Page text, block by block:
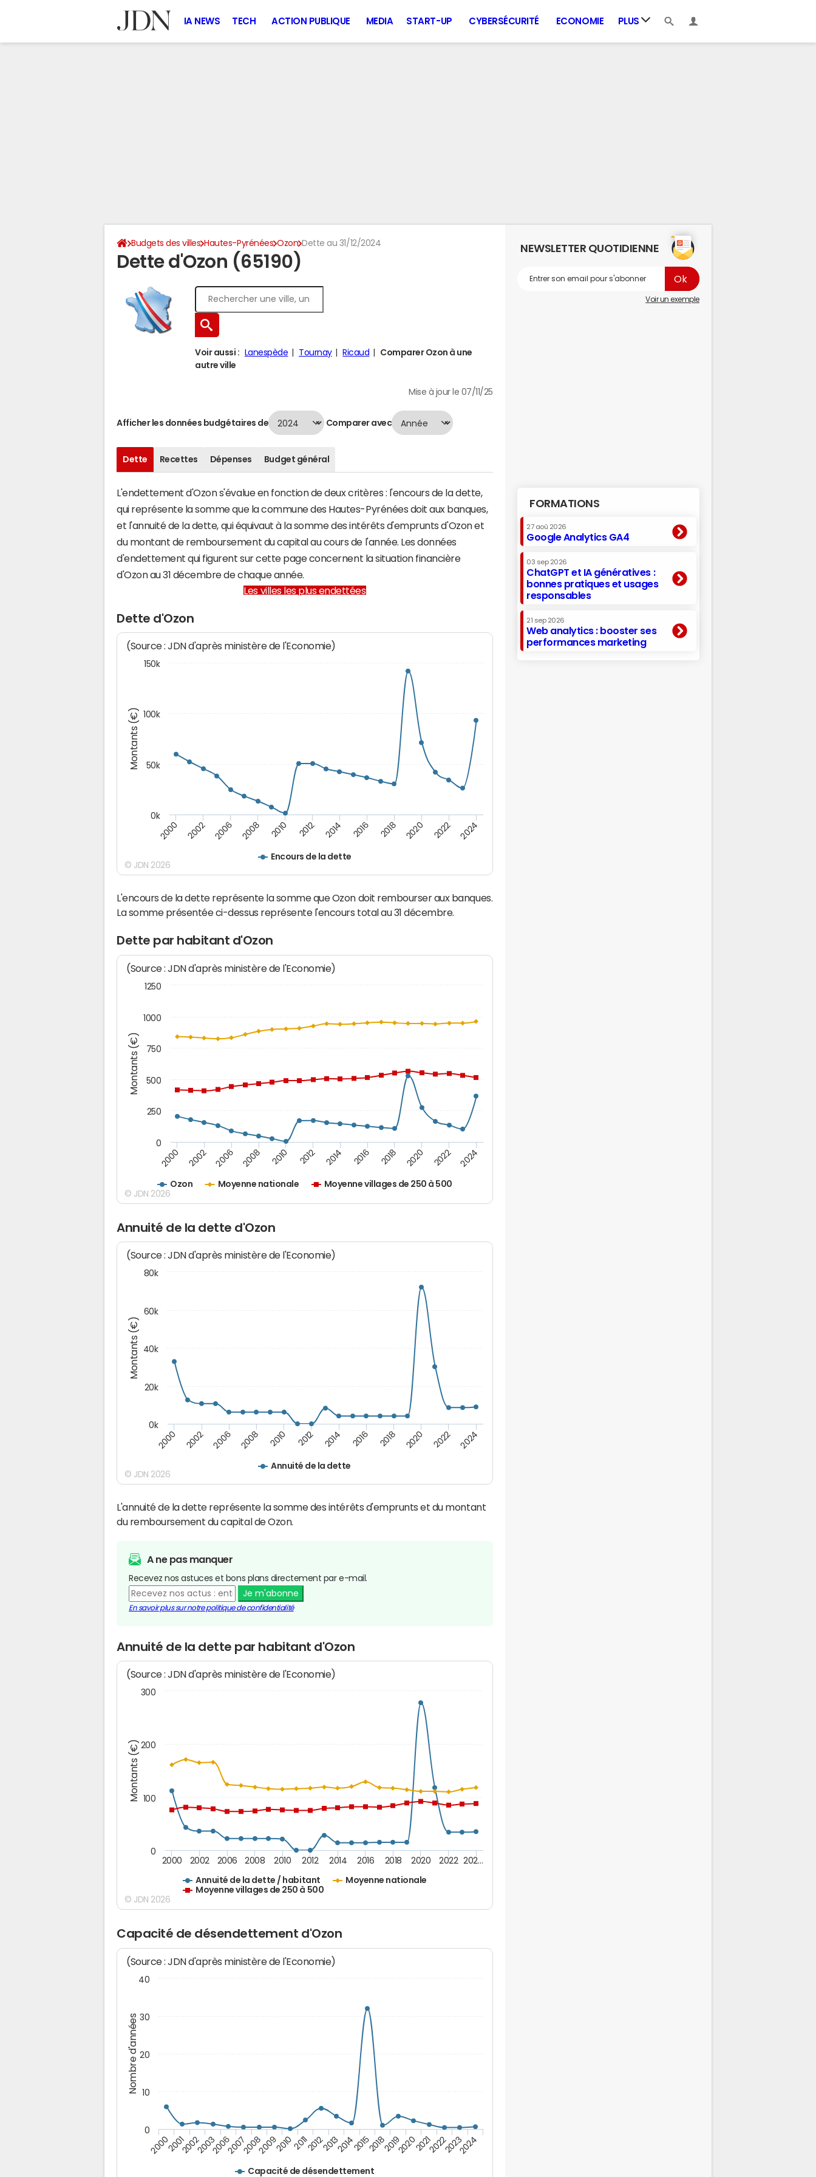
IA NEWS TECH ACTION PUBLIQUE MEDIA START-UP CYBERSÉCURITÉ ECONOMIE PLUS
Budgets des villes Hautes-Pyrénées Ozon Dette au 31/12/2024
Dette d'Ozon (65190)
Voir aussi : Lanespède Tournay Ricaud
Comparer Ozon à une
autre ville
Mise à jour le 07/11/25
Afficher les données budgétaires de Comparer avec
Dette Recettes Dépenses Budget général
L'endettement d'Ozon s'évalue en fonction de deux critères : l'encours de la dette,
qui représente la somme que la commune des Hautes-Pyrénées doit aux banques,
et l'annuité de la dette, qui équivaut à la somme des intérêts d'emprunts d'Ozon et
du montant de remboursement du capital au cours de l'année. Les données
d'endettement qui figurent sur cette page concernent la situation financière
d'Ozon au 31 décembre de chaque année.
Les villes les plus endettées
Dette d'Ozon
Montants (€)
(Source : JDN d'après ministère de l'Economie)
Encours de la dette
2000 2002 2006 2008 2010 2012 2014 2016 2018 2020 2022 2024
0k
50k
100k
150k
© JDN 2026
L'encours de la dette représente la somme que Ozon doit rembourser aux banques.
La somme présentée ci-dessus représente l'encours total au 31 décembre.
Dette par habitant d'Ozon
Montants (€)
(Source : JDN d'après ministère de l'Economie)
Ozon Moyenne nationale Moyenne villages de 250 à 500
2000 2002 2006 2008 2010 2012 2014 2016 2018 2020 2022 2024
0
250
500
750
1000
1250
© JDN 2026
Annuité de la dette d'Ozon
Montants (€)
(Source : JDN d'après ministère de l'Economie)
Annuité de la dette
2000 2002 2006 2008 2010 2012 2014 2016 2018 2020 2022 2024
0k
20k
40k
60k
80k
© JDN 2026
L'annuité de la dette représente la somme des intérêts d'emprunts et du montant
du remboursement du capital de Ozon.
A ne pas manquer
Recevez nos astuces et bons plans directement par e-mail.
Je m'abonne
En savoir plus sur notre politique de confidentialité
Annuité de la dette par habitant d'Ozon
Montants (€)
(Source : JDN d'après ministère de l'Economie)
Annuité de la dette / habitant
Moyenne nationale
Moyenne villages de 250 à 500
2000 2002 2006 2008 2010 2012 2014 2016 2018 2020 2022 202…
0
100
200
300
© JDN 2026
Capacité de désendettement d'Ozon
Nombre d'années
(Source : JDN d'après ministère de l'Economie)
Capacité de désendettement
200020012002200320062007200820092010201120122013201420152018201920202021202220232024
0
10
20
30
40
NEWSLETTER QUOTIDIENNE
Voir un exemple
FORMATIONS
27 aoû 2026
Google Analytics GA4
03 sep 2026
ChatGPT et IA génératives :
bonnes pratiques et usages
responsables
21 sep 2026
Web analytics : booster ses
performances marketing